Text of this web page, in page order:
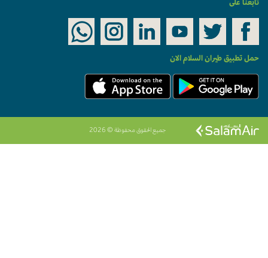
تابعنا على
حمل تطبيق طيران السلام الان
جميع الحقوق محفوظة © 2026